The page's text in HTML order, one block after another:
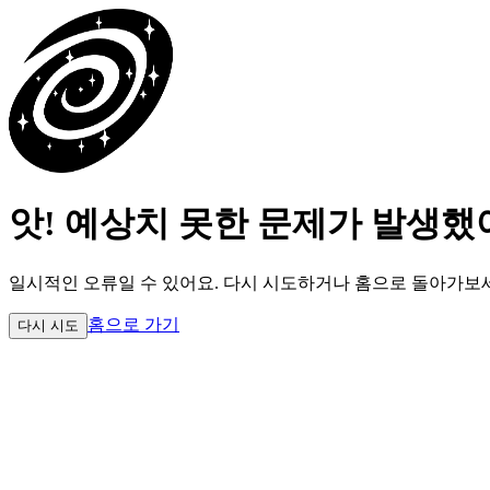
앗! 예상치 못한 문제가 발생했
일시적인 오류일 수 있어요. 다시 시도하거나 홈으로 돌아가보
다시 시도 홈으로 가기